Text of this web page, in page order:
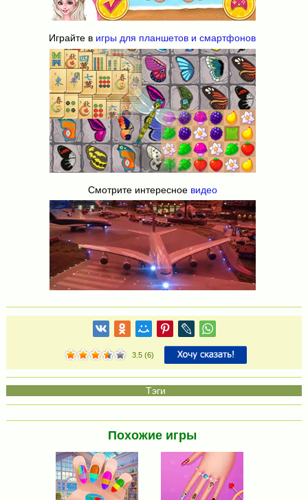
Играйте в игры для планшетов и смартфонов
Смотрите интересное видео
3.5(6)
Похожие игры